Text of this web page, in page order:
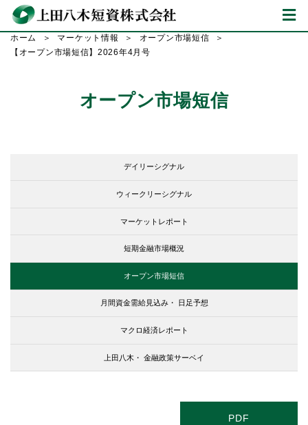
ホーム マーケット情報
オープン市場短信
【オープン市場短信】2026年4月号
オープン市場短信
デイリーシグナル
ウィークリーシグナル
マーケットレポート
短期金融市場概況
オープン市場短信
月間資金需給見込み・ 日足予想
マクロ経済レポート
上田八木・ 金融政策サーベイ
PDF